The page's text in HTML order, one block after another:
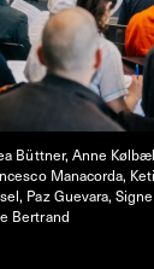
Büttner, Anne
Manacorda,
Paz Guevara,
Bertrand